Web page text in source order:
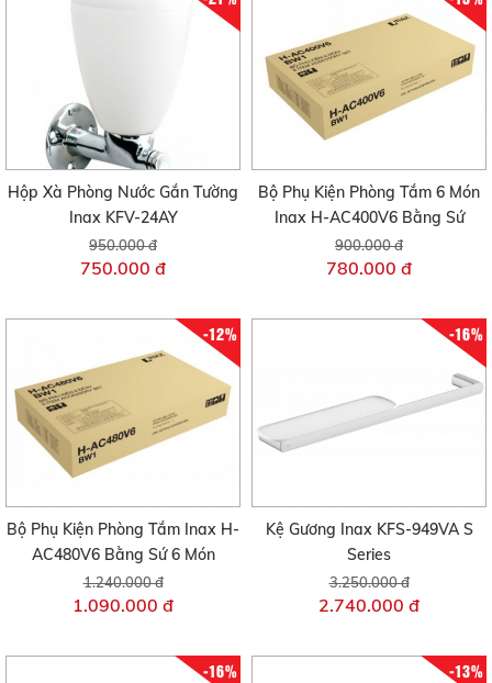
Hộp Xà Phòng Nước Gắn Tường
Inax KFV-24AY
950.000 đ
750.000 đ
Bộ Phụ Kiện Phòng Tắm 6 Món
Inax H-AC400V6 Bằng Sứ
900.000 đ
780.000 đ
-12%
Bộ Phụ Kiện Phòng Tắm Inax H-
AC480V6 Bằng Sứ 6 Món
1.240.000 đ
1.090.000 đ
-16%
Kệ Gương Inax KFS-949VA S
Series
3.250.000 đ
2.740.000 đ
-16% -13%